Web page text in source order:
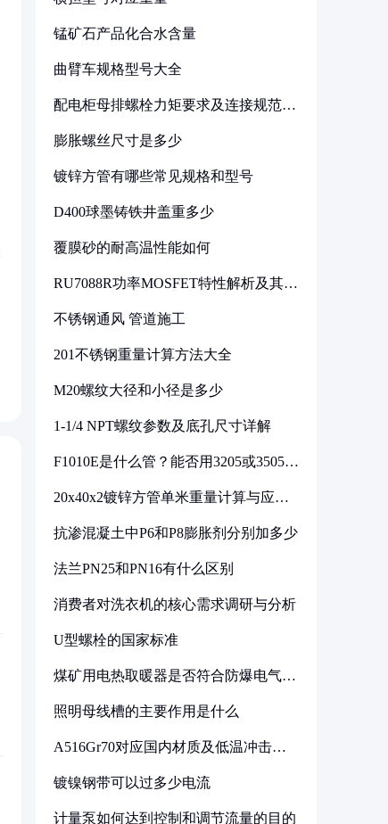
锰矿石产品化合水含量
曲臂车规格型号大全
配电柜母排螺栓力矩要求及连接规范详
膨胀螺丝尺寸是多少
镀锌方管有哪些常见规格和型号
D400球墨铸铁井盖重多少
覆膜砂的耐高温性能如何
RU7088R功率MOSFET特性解析及其在
不锈钢通风 管道施工
201不锈钢重量计算方法大全
M20螺纹大径和小径是多少
1-1/4 NPT螺纹参数及底孔尺寸详解
F1010E是什么管？能否用3205或3505代
20x40x2镀锌方管单米重量计算与应用
抗渗混凝土中P6和P8膨胀剂分别加多少
法兰PN25和PN16有什么区别
消费者对洗衣机的核心需求调研与分析
U型螺栓的国家标准
煤矿用电热取暖器是否符合防爆电气设
照明母线槽的主要作用是什么
A516Gr70对应国内材质及低温冲击要
镀镍钢带可以过多少电流
计量泵如何达到控制和调节流量的目的